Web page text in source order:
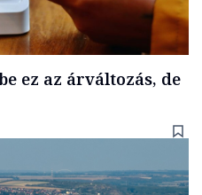
ez az árváltozás, de